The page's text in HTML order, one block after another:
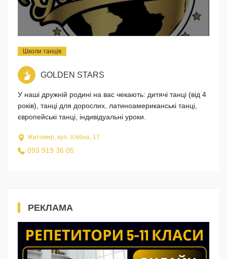
Школи танців
GOLDEN STARS
У наші дружній родині на вас чекають: дитячі танці (від 4
років), танці для дорослих, латиноамериканські танці,
європейські танці, індивідуальні уроки.
Житомир, вул. Хлібна, 17
093 919 36 05
РЕКЛАМА